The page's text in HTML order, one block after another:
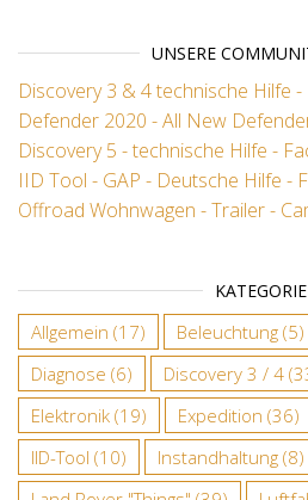
UNSERE
Discovery 3 & 4 technische Hilfe
Defender 2020 - All New
Discovery 5 - technische Hilfe -
IID Tool - GAP - Deutsche Hilfe -
Offroad Wohnwagen - Trailer -
Allgemein (17) Beleuchtung (5)
Diagnose (6) Discovery 3 / 4
Elektronik (19) Expedition (36)
IID-Tool (10) Instandhaltung (8)